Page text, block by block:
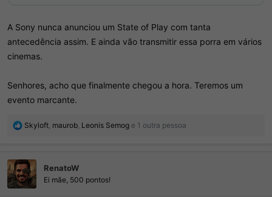
A Sony nunca anunciou um State of Play com tanta
antecedência assim. E ainda vão transmitir essa porra em vários
cinemas.
Senhores, acho que finalmente chegou a hora. Teremos um
evento marcante.
R
õ
e
s
Skyloft maurob Leonis Semog e 1 outra pessoa
RenatoW
Ei mãe, 500 pontos!